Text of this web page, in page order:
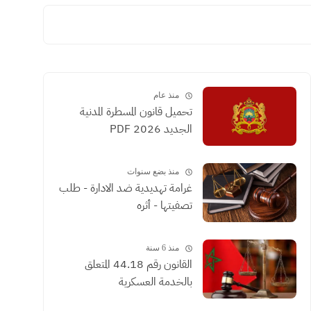
منذ عام
تحميل قانون المسطرة المدنية
الجديد 2026 PDF
منذ بضع سنوات
غرامة تهديدية ضد الادارة - طلب
تصفيتها - أثره
منذ 6 سنة
القانون رقم 44.18 المتعلق
بالخدمة العسكرية